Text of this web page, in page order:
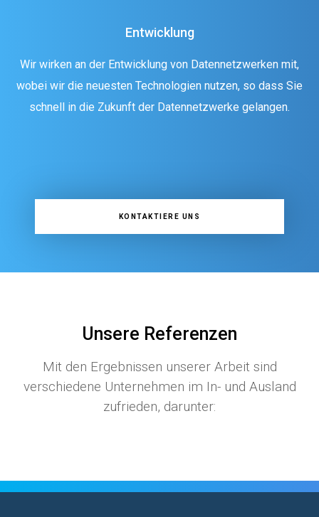
Entwicklung
Wir wirken an der Entwicklung von Datennetzwerken mit,
wobei wir die neuesten Technologien nutzen, so dass Sie
schnell in die Zukunft der Datennetzwerke gelangen.
KONTAKTIERE UNS
Unsere Referenzen
Mit den Ergebnissen unserer Arbeit sind
verschiedene Unternehmen im In- und Ausland
zufrieden, darunter: